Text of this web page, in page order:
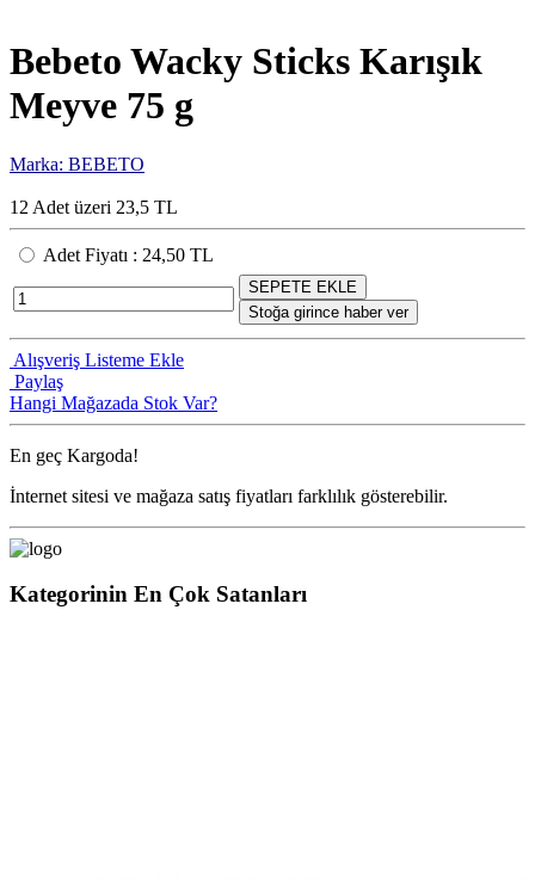
Bebeto Wacky Sticks Karışık
Meyve 75 g
Marka: BEBETO
12 Adet üzeri 23,5 TL
Adet Fiyatı : 24,50 TL
SEPETE EKLE
Stoğa girince haber ver
Alışveriş Listeme Ekle
Paylaş
Hangi Mağazada Stok Var?
En geç Kargoda!
İnternet sitesi ve mağaza satış fiyatları farklılık gösterebilir.
Kategorinin En Çok Satanları